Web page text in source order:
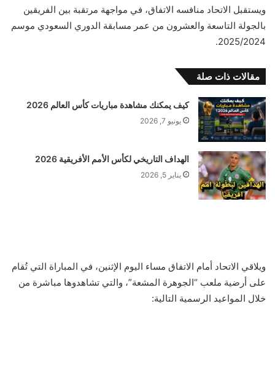
ويستقبل الاتحاد منافسه الاتفاق، في مواجهة مرتقبة بين الفريقين
بالجولة التاسعة والعشرون من عمر مسابقة الدوري السعودي موسم
2025/2024.
مقالات ذات صلة
كيف يمكنك مشاهدة مباريات كأس العالم 2026
يونيو 7, 2026
الهداف التاريخي لكأس الأمم الأفريقية 2026
يناير 5, 2026
ويلاقي الاتحاد أمام الاتفاق مساء اليوم الإثنين، في المباراة التي تُقام
على أرضية ملعب “الجوهرة المشعة”، والتي تشاهدوها مباشرة من
خلال المواعيد الرسمية التالية: